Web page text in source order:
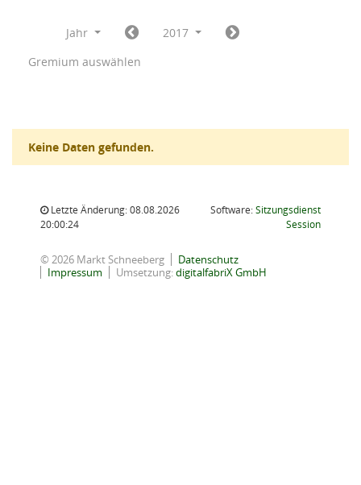
Jahr
2017
Gremium auswählen
Keine Daten gefunden.
Letzte Änderung: 08.08.2026
20:00:24
Software:Sitzungsdienst
Session(Wird in
© 2026 Markt Schneeberg
Datenschutz
Impressum
Umsetzung:digitalfabriX GmbH